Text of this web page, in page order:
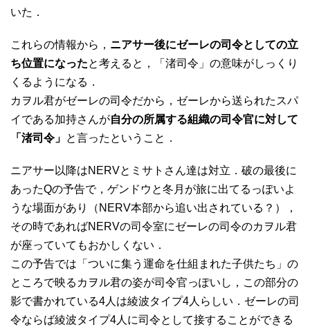
いた．
これらの情報から， ニアサー後にゼーレの司令としての立
ち位置になったと考えると，「渚司令」の意味がしっくり
くるようになる．
カヲル君がゼーレの司令だから，ゼーレから送られたスパ
イである加持さんが自分の所属する組織の司令官に対して
「渚司令」 と言ったということ．
ニアサー以降はNERVとミサトさん達は対立．破の最後に
あったQの予告で，ゲンドウと冬月が旅に出てるっぽいよ
うな場面があり（NERV本部から追い出されている？），
その時であればNERVの司令室にゼーレの司令のカヲル君
が座っていてもおかしくない．
この予告では「ついに集う運命を仕組まれた子供たち」の
ところで映るカヲル君の姿が司令官っぽいし，この部分の
影で書かれている4人は綾波タイプ4人らしい．ゼーレの司
令ならば綾波タイプ4人に司令として接することができる